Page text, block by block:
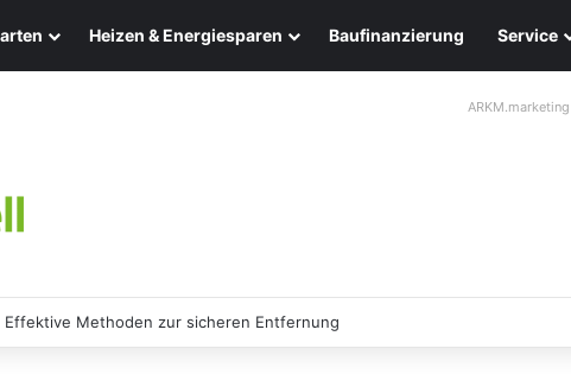
Heizen & Energiesparen Baufinanzierung Service
ARKM.marketing
Eleganz und Nachhaltigkeit für Ihr Zuhause